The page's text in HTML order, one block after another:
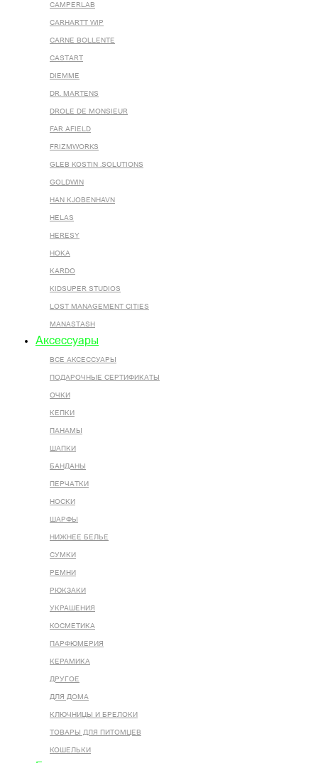
CAMPERLAB
CARHARTT WIP
CARNE BOLLENTE
CASTART
DIEMME
DR. MARTENS
DROLE DE MONSIEUR
FAR AFIELD
FRIZMWORKS
GLEB KOSTIN .SOLUTIONS
GOLDWIN
HAN KJOBENHAVN
HELAS
HERESY
HOKA
KARDO
KIDSUPER STUDIOS
LOST MANAGEMENT CITIES
MANASTASH
Аксессуары
ВСЕ AКСЕССУАРЫ
ПОДАРОЧНЫЕ СЕРТИФИКАТЫ
ОЧКИ
КЕПКИ
ПАНАМЫ
ШАПКИ
БАНДАНЫ
ПЕРЧАТКИ
НОСКИ
ШАРФЫ
НИЖНЕЕ БЕЛЬЕ
СУМКИ
РЕМНИ
РЮКЗАКИ
УКРАШЕНИЯ
КОСМЕТИКА
ПАРФЮМЕРИЯ
КЕРАМИКА
ДРУГОЕ
ДЛЯ ДОМА
КЛЮЧНИЦЫ И БРЕЛОКИ
ТОВАРЫ ДЛЯ ПИТОМЦЕВ
КОШЕЛЬКИ